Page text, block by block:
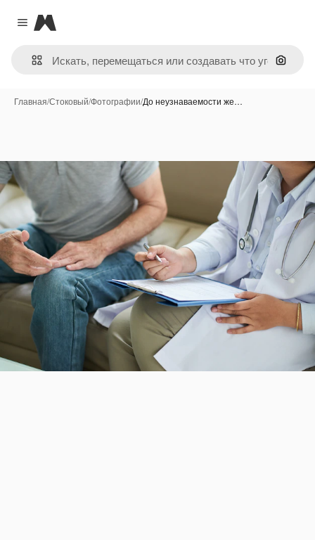
Close menu
Magnific
Поиск
Главная/Стоковый/Фотографии/До неузнаваемости же…